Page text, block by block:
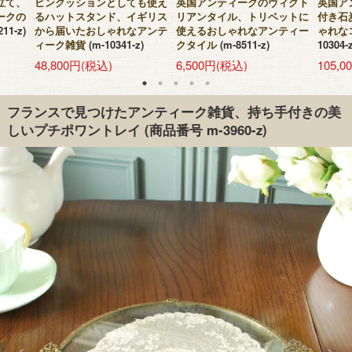
クの
z)
るハットスタンド、イギリス
から届いたおしゃれなアンテ
ィーク雑貨 (m-10341-z)
48,800円(税込)
リアンタイル、トリベットに
使えるおしゃれなアンティー
クタイル (m-8511-z)
6,500円(税込)
付き石
ゃれな
10304-
フランスで見つけたアンティーク雑貨、持ち手付きの美
しいプチポワントレイ (商品番号 m-3960-z)